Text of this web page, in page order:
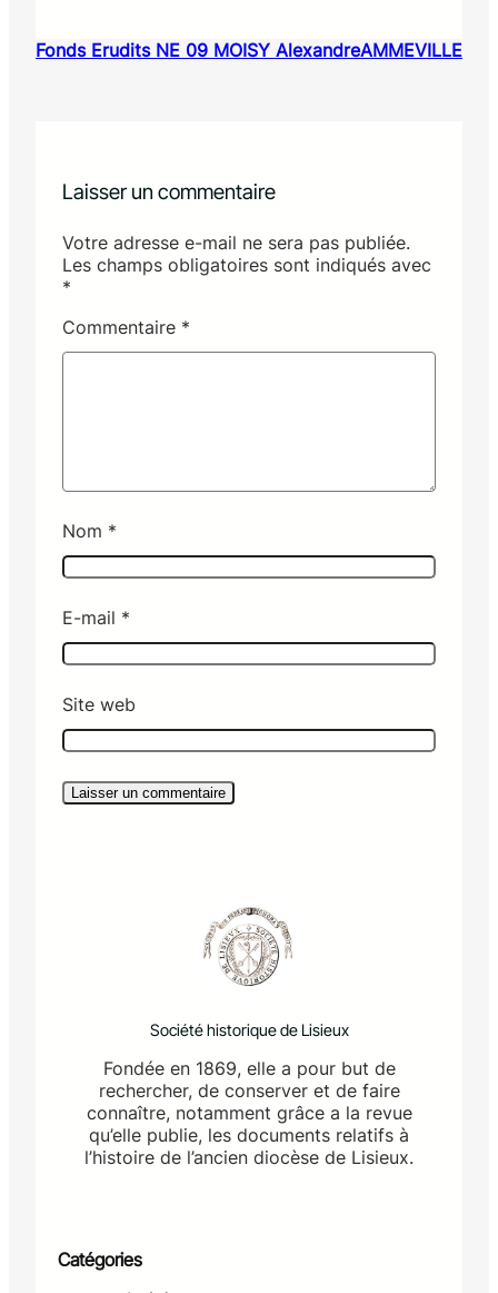
Fonds Erudits NE 09 MOISY AlexandreAMMEVILLE
Laisser un commentaire
Votre adresse e-mail ne sera pas publiée.
Les champs obligatoires sont indiqués avec
*
Commentaire *
Nom *
E-mail *
Site web
Société historique de Lisieux
Fondée en 1869, elle a pour but de
rechercher, de conserver et de faire
connaître, notamment grâce a la revue
qu’elle publie, les documents relatifs à
l’histoire de l’ancien diocèse de Lisieux.
Catégories